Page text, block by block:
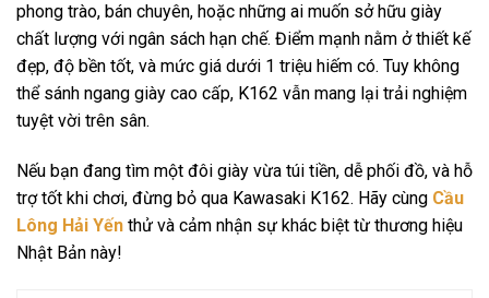
phong trào, bán chuyên, hoặc những ai muốn sở hữu giày
chất lượng với ngân sách hạn chế. Điểm mạnh nằm ở thiết kế
đẹp, độ bền tốt, và mức giá dưới 1 triệu hiếm có. Tuy không
thể sánh ngang giày cao cấp, K162 vẫn mang lại trải nghiệm
tuyệt vời trên sân.
Nếu bạn đang tìm một đôi giày vừa túi tiền, dễ phối đồ, và hỗ
trợ tốt khi chơi, đừng bỏ qua Kawasaki K162. Hãy cùng Cầu
Lông Hải Yến thử và cảm nhận sự khác biệt từ thương hiệu
Nhật Bản này!